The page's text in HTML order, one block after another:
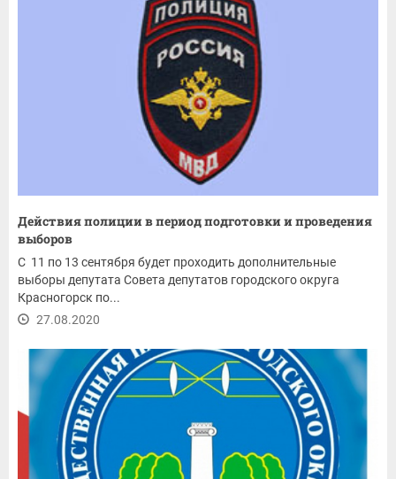
Действия полиции в период подготовки и проведения
выборов
С 11 по 13 сентября будет проходить дополнительные
выборы депутата Совета депутатов городского округа
Красногорск по...
27.08.2020